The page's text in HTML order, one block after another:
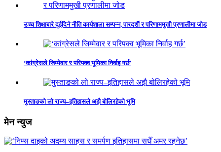
उच्च शिक्षाबारे दुईदिने नीति कार्यशाला सम्पन्न, पारदर्शी र परिणाममुखी प्रणालीमा जोड
‘कांग्रेसले जिम्मेवार र परिपक्व भूमिका निर्वाह गर्छ’
मुस्ताङको लो राज्य–इतिहासले अझै बोलिरहेको भूमि
मेन न्युज